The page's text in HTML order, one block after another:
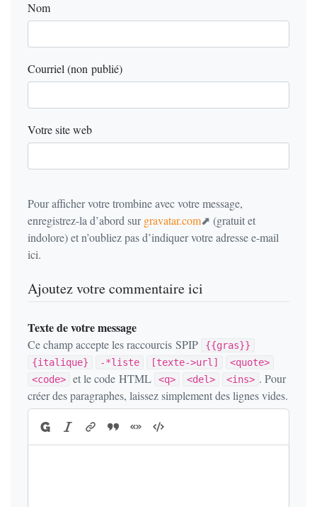
Nom
Courriel (non publié)
Votre site web
Pour afficher votre trombine avec votre message,
enregistrez-la d’abord surgravatar.com
(gratuit et
indolore) et n’oubliez pas d’indiquer votre adresse e-mail
ici.
Ajoutez votre commentaire ici
Texte de votre message
Ce champ accepte les raccourcis SPIP
{{gras}}
{italique}
-*liste [texte->url]
<quote>
<code>
et le code HTML <q> <del> <ins> . Pour
créer des paragraphes, laissez simplement des lignes vides.